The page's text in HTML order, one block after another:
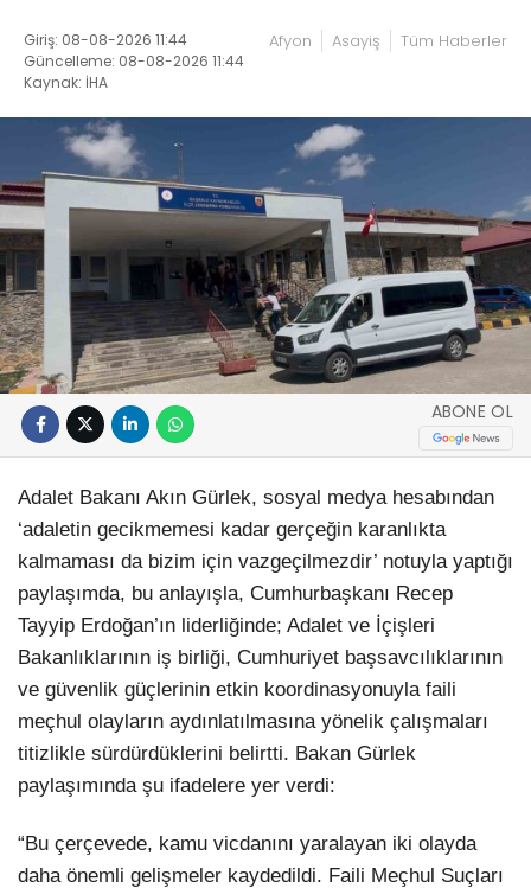
Giriş: 08-08-2026 11:44
Güncelleme: 08-08-2026 11:44
Kaynak: İHA
Afyon Asayiş Tüm Haberler
ABONE OL
Adalet Bakanı Akın Gürlek, sosyal medya hesabından
‘adaletin gecikmemesi kadar gerçeğin karanlıkta
kalmaması da bizim için vazgeçilmezdir’ notuyla yaptığı
paylaşımda, bu anlayışla, Cumhurbaşkanı Recep
Tayyip Erdoğan’ın liderliğinde; Adalet ve İçişleri
Bakanlıklarının iş birliği, Cumhuriyet başsavcılıklarının
ve güvenlik güçlerinin etkin koordinasyonuyla faili
meçhul olayların aydınlatılmasına yönelik çalışmaları
titizlikle sürdürdüklerini belirtti. Bakan Gürlek
paylaşımında şu ifadelere yer verdi:
“Bu çerçevede, kamu vicdanını yaralayan iki olayda
daha önemli gelişmeler kaydedildi. Faili Meçhul Suçları